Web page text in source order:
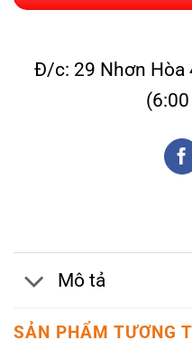
Đ/c: 29 Nhơn Hòa
Mô tả
SẢN PHẨM TƯƠNG